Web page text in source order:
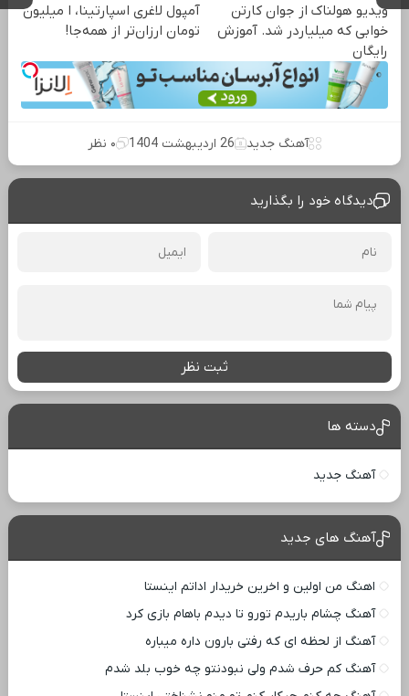
ویدیو هولناک از جوان کارتن
خوابی که میلیاردر شد. آموزش
رایگان
آمپول لاغری اسپارتینا، ا میلیون
تومان ارزان‌تر از همه‌جا!
آهنگ جدید 26 اردیبهشت 1404 ۰ نظر
دیدگاه خود را بگذارید
ثبت نظر
دسته ها
آهنگ جدید
آهنگ های جدید
اهنگ من اولین و اخرین خریدار اداتم اینستا
آهنگ چشام باریدم تورو تا دیدم باهام بازی کرد
آهنگ از لحظه ای که رفتی بارون داره میباره
آهنگ کم حرف شدم ولی نبودنتو چه خوب بلد شدم